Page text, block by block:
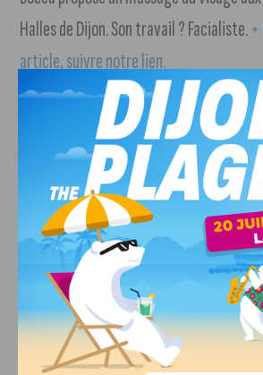
Halles de Dijon. Son travail ? Facialiste.
article, suivre notre lien.
La saison 8 du brunch des Halles
commencé hier.350 réservations ont
visiteurs ont apprécié l’ambiance
découverte de nouveaux plats. + d’infos
confrères du Bien Public (suivre notre
à retrouver
dans notre article (suivre
J'AIME LE DFCO